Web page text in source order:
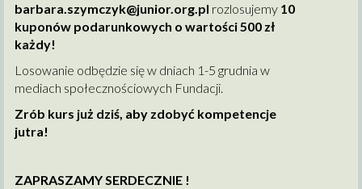
barbara.szymczyk@junior.org.pl rozlosujemy 10
kuponów podarunkowych o wartości 500 zł
każdy!
Losowanie odbędzie się w dniach 1-5 grudnia w
mediach społecznościowych Fundacji.
Zrób kurs już dziś, aby zdobyć kompetencje
jutra!
ZAPRASZAMY SERDECZNIE !